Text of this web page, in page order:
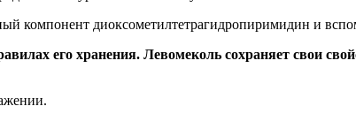
компонент диоксометилтетрагидропиримидин и
его хранения. Левомеколь сохраняет свои